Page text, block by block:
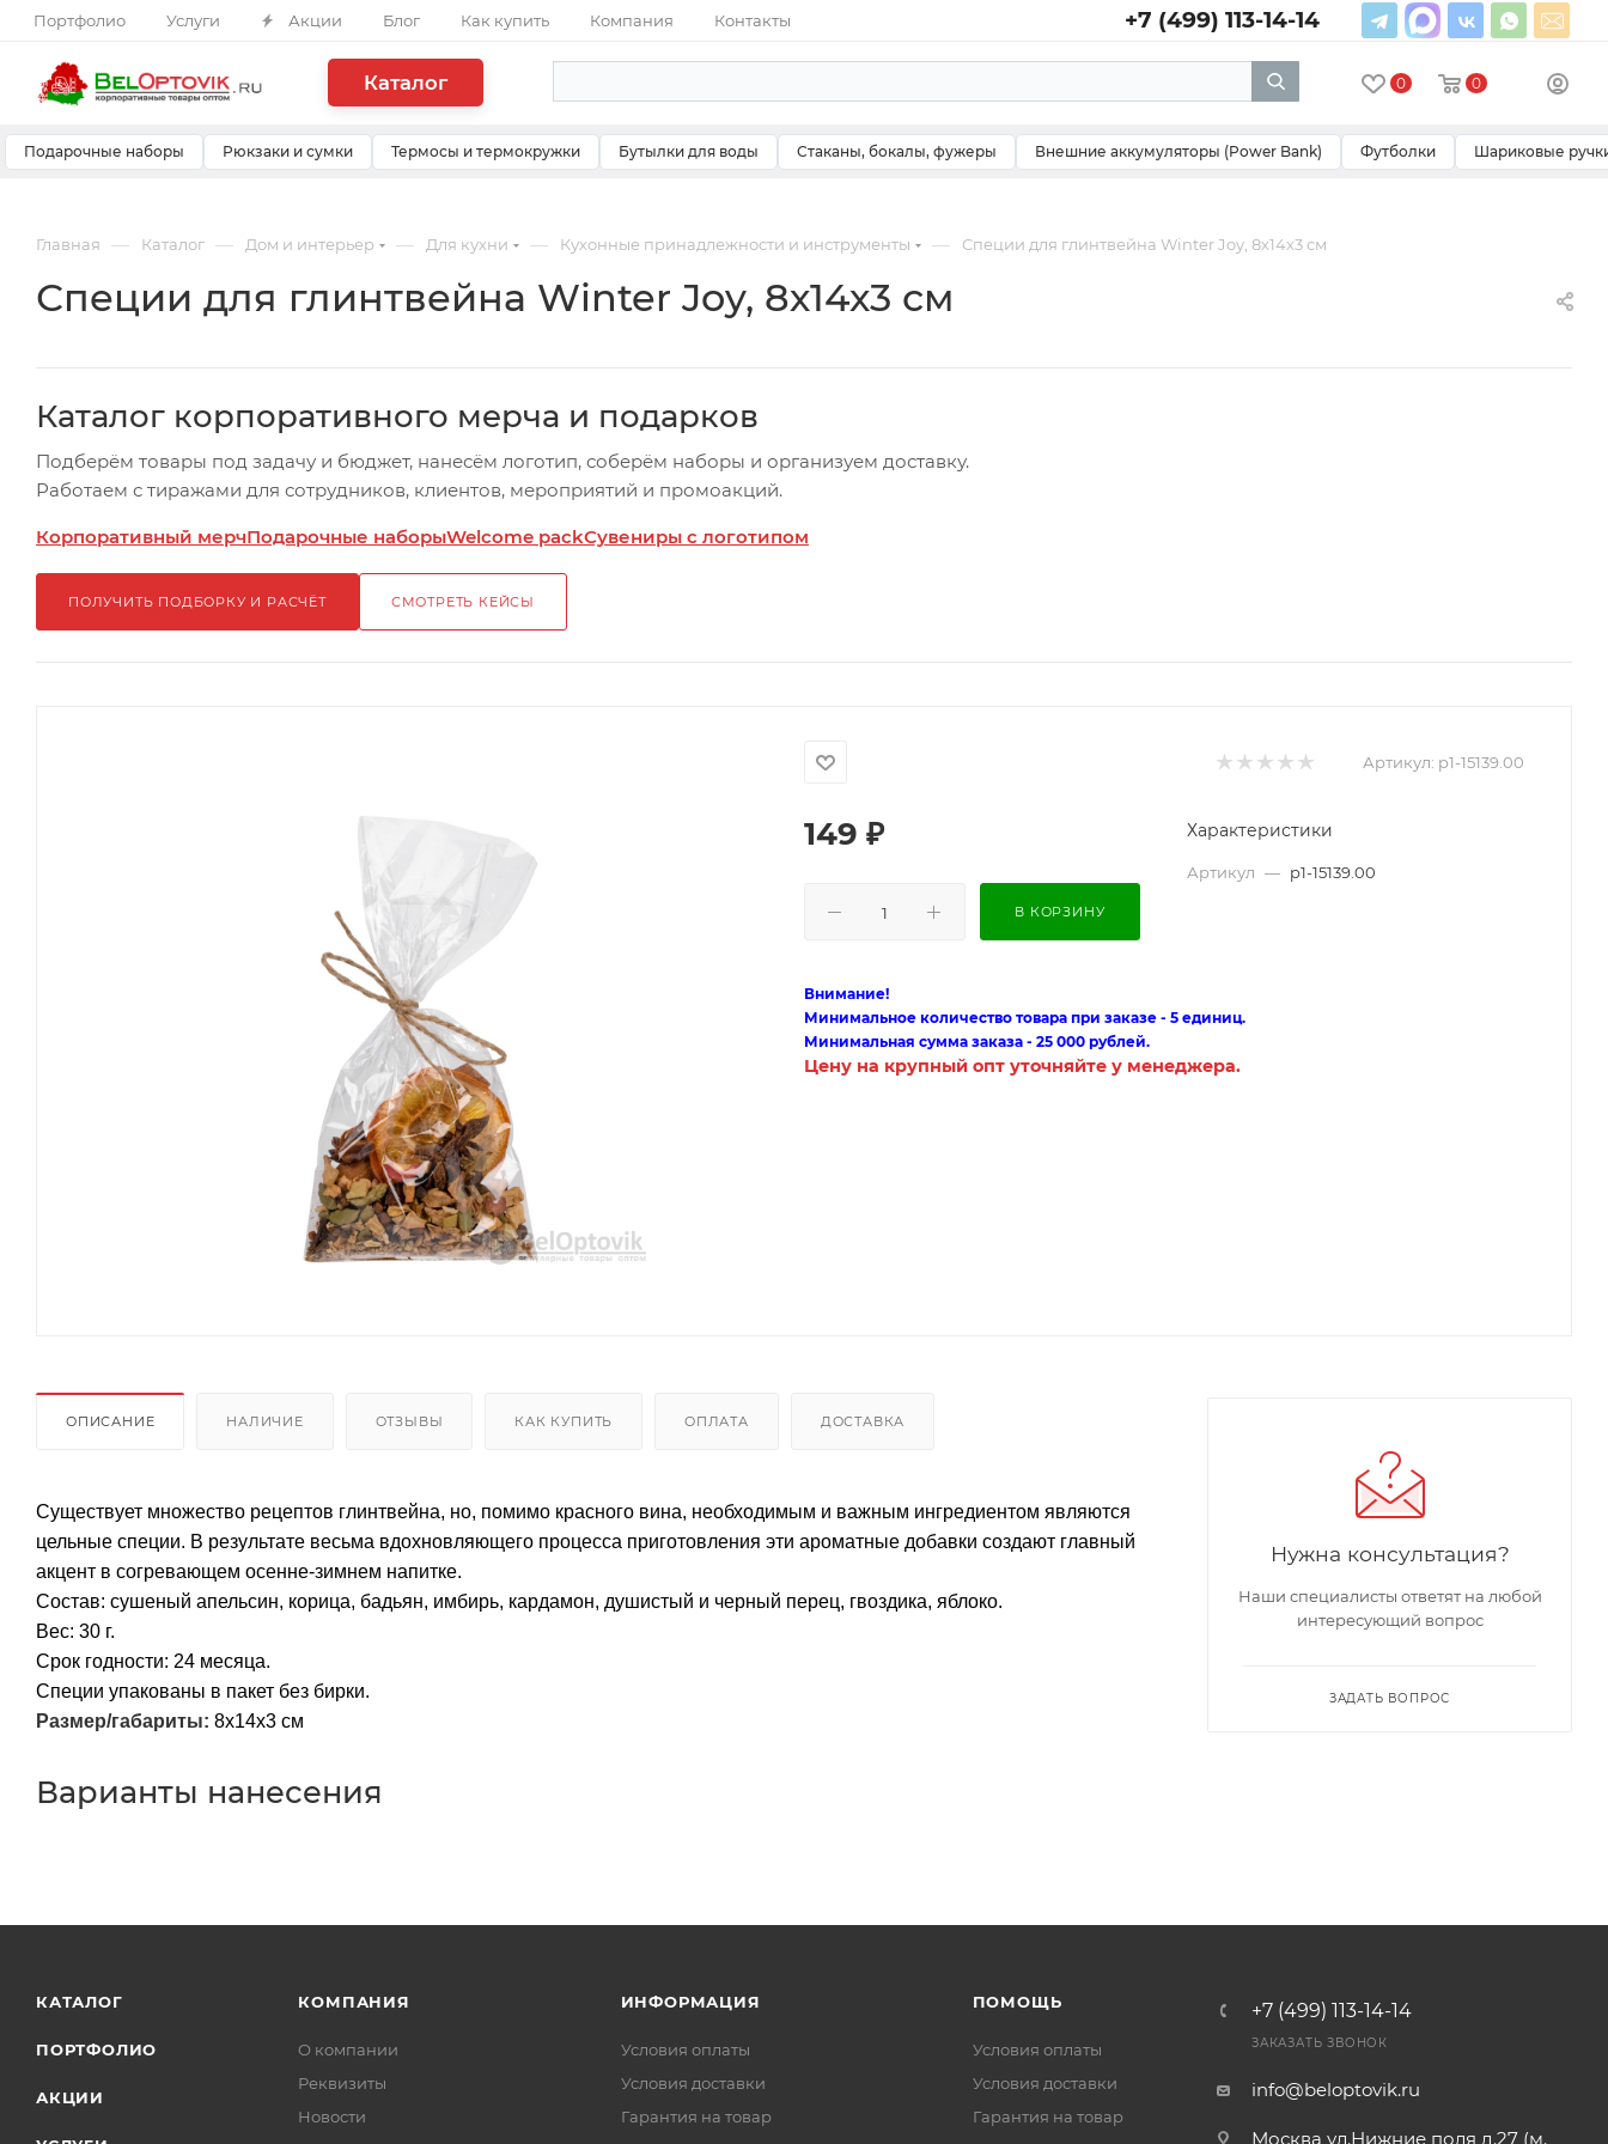
Портфолио Услуги Акции Блог Как купить Компания Контакты +7 (499) 113-14-14
Каталог 0 0
Подарочные наборы Рюкзаки и сумки Термосы и термокружки Бутылки для воды Стаканы, бокалы, фужеры Внешние аккумуляторы (Power Bank) Футболки Шариковые
Главная — Каталог — Дом и интерьер — Для кухни — Кухонные принадлежности и инструменты — Специи для глинтвейна Winter Joy, 8х14х3 см
Специи для глинтвейна Winter Joy, 8х14х3 см
Каталог корпоративного мерча и подарков
Подберём товары под задачу и бюджет, нанесём логотип, соберём наборы и организуем доставку.
Работаем с тиражами для сотрудников, клиентов, мероприятий и промоакций.
Корпоративный мерчПодарочные наборыWelcome packСувениры с логотипом
ПОЛУЧИТЬ ПОДБОРКУ И РАСЧЁТ СМОТРЕТЬ КЕЙСЫ
Артикул: p1-15139.00
149 ₽
В КОРЗИНУ
Характеристики
Артикул — p1-15139.00
Внимание!
Минимальное количество товара при заказе - 5 единиц.
Минимальная сумма заказа - 25 000 рублей.
Цену на крупный опт уточняйте у менеджера.
ОПИСАНИЕ НАЛИЧИЕ ОТЗЫВЫ КАК КУПИТЬ ОПЛАТА ДОСТАВКА
Существует множество рецептов глинтвейна, но, помимо красного вина, необходимым и важным ингредиентом являются
цельные специи. В результате весьма вдохновляющего процесса приготовления эти ароматные добавки создают главный
акцент в согревающем осенне-зимнем напитке.
Состав: сушеный апельсин, корица, бадьян, имбирь, кардамон, душистый и черный перец, гвоздика, яблоко.
Вес: 30 г.
Срок годности: 24 месяца.
Специи упакованы в пакет без бирки.
Размер/габариты: 8х14х3 см
Варианты нанесения
Нужна консультация?
Наши специалисты ответят на любой
интересующий вопрос
ЗАДАТЬ ВОПРОС
КАТАЛОГ
ПОРТФОЛИО
АКЦИИ
КОМПАНИЯ
О компании
Реквизиты
Новости
ИНФОРМАЦИЯ
Условия оплаты
Условия доставки
Гарантия на товар
ПОМОЩЬ
Условия оплаты
Условия доставки
Гарантия на товар
+7 (499) 113-14-14
ЗАКАЗАТЬ ЗВОНОК
info@beloptovik.ru
Москва ул.Нижние поля д.27 (м.